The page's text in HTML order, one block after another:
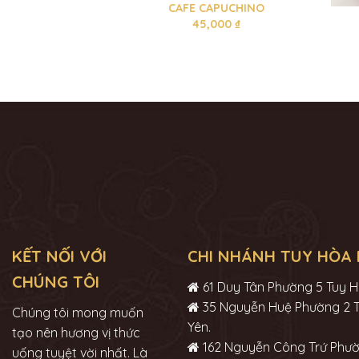
CAFE CAPUCHINO
45,000₫
KẾT NỐI VỚI
CHÚNG TÔI
Chúng tôi mong muốn
tạo nên hương vị thức
uống tuyệt vời nhất. Là
CHI NHÁNH TUY HÒA
61 Duy Tân Phường 5 Tuy
35 Nguyễn Huệ Phường 2
Yên.
162 Nguyễn Công Trứ